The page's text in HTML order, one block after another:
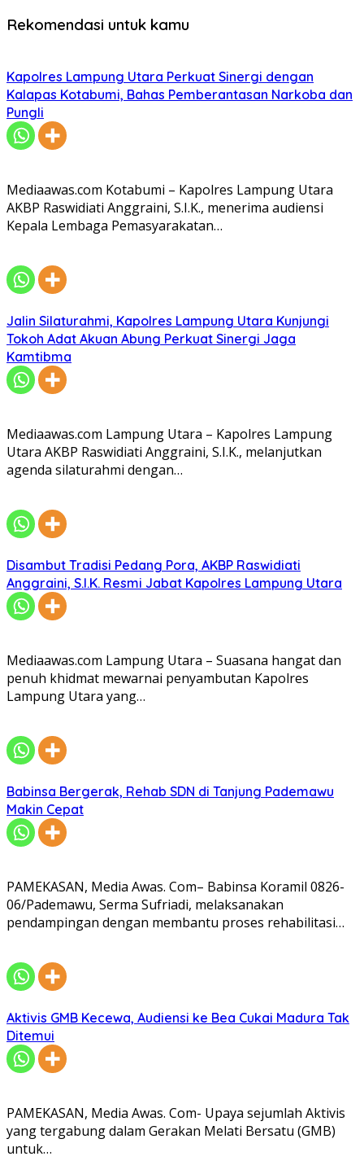
Rekomendasi untuk kamu
Kapolres Lampung Utara Perkuat Sinergi dengan
Kalapas Kotabumi, Bahas Pemberantasan Narkoba dan
Pungli
Mediaawas.com Kotabumi – Kapolres Lampung Utara
AKBP Raswidiati Anggraini, S.I.K., menerima audiensi
Kepala Lembaga Pemasyarakatan…
Jalin Silaturahmi, Kapolres Lampung Utara Kunjungi
Tokoh Adat Akuan Abung Perkuat Sinergi Jaga
Kamtibma
Mediaawas.com Lampung Utara – Kapolres Lampung
Utara AKBP Raswidiati Anggraini, S.I.K., melanjutkan
agenda silaturahmi dengan…
Disambut Tradisi Pedang Pora, AKBP Raswidiati
Anggraini, S.I.K. Resmi Jabat Kapolres Lampung Utara
Mediaawas.com Lampung Utara – Suasana hangat dan
penuh khidmat mewarnai penyambutan Kapolres
Lampung Utara yang…
Babinsa Bergerak, Rehab SDN di Tanjung Pademawu
Makin Cepat
PAMEKASAN, Media Awas. Com– Babinsa Koramil 0826-
06/Pademawu, Serma Sufriadi, melaksanakan
pendampingan dengan membantu proses rehabilitasi…
Aktivis GMB Kecewa, Audiensi ke Bea Cukai Madura Tak
Ditemui
PAMEKASAN, Media Awas. Com- Upaya sejumlah Aktivis
yang tergabung dalam Gerakan Melati Bersatu (GMB)
untuk…